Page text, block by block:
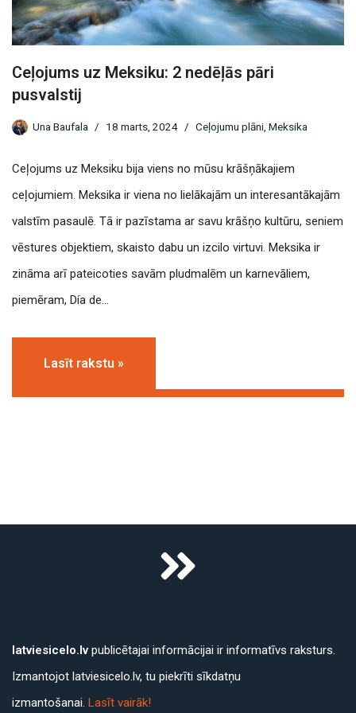
Ceļojums uz Meksiku: 2 nedēļās pāri
pusvalstij
Una Baufala 18 marts, 2024 Ceļojumu plāni Meksika
Ceļojums uz Meksiku bija viens no mūsu krāšņākajiem
ceļojumiem. Meksika ir viena no lielākajām un interesantākajām
valstīm pasaulē. Tā ir pazīstama ar savu krāšņo kultūru, seniem
vēstures objektiem, skaisto dabu un izcilo virtuvi. Meksika ir
zināma arī pateicoties savām pludmalēm un karnevāliem,
piemēram, Día de…
Lasīt rakstu »
latviesicelo.lv publicētajai informācijai ir informatīvs raksturs.
Izmantojot latviesicelo.lv, tu piekrīti sīkdatņu
izmantošanai. Lasīt vairāk!